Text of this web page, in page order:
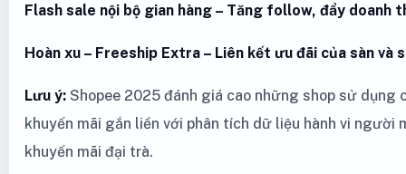
Flash sale nội bộ gian hàng – Tăng follow, đẩy doanh
Hoàn xu – Freeship Extra – Liên kết ưu đãi của sàn và
Lưu ý: Shopee 2025 đánh giá cao những shop sử dụng
khuyến mãi gắn liền với phân tích dữ liệu hành vi người
khuyến mãi đại trà.